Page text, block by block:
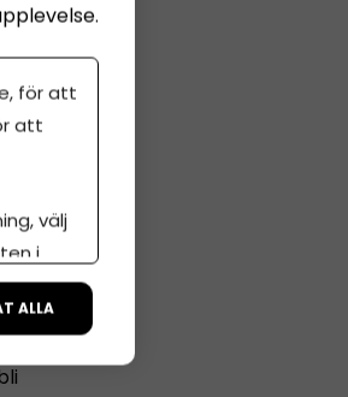
i
för
yngre,
för att
att
välj
i
ALLA